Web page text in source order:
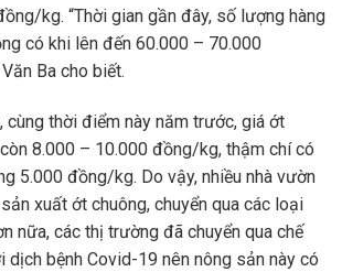
kg. “Thời gian gần đây, số lượng hàng
có khi lên đến 60.000 – 70.000
Ba cho biết.
cùng thời điểm này năm trước, giá ớt
8.000 – 10.000 đồng/kg, thậm chí có
5.000 đồng/kg. Do vậy, nhiều nhà vườn
xuất ớt chuông, chuyển qua các loại
nữa, các thị trường đã chuyển qua chế
dịch bệnh Covid-19 nên nông sản này có